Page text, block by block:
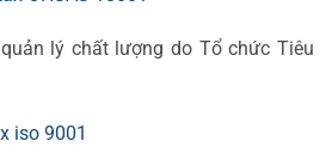
lý chất lượng do Tổ chức Tiêu
iso 9001